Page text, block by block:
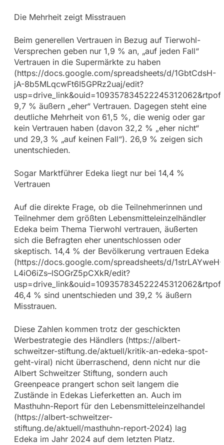
Die Mehrheit zeigt Misstrauen
Beim generellen Vertrauen in Bezug auf Tierwohl-
Versprechen geben nur 1,9 % an, „auf jeden Fall“
Vertrauen in die Supermärkte zu haben
(https://docs.google.com/spreadsheets/d/1GbtCdsH-
jA-8b5MLqcwFt6I5GPRz2uaj/edit?
9,7 % äußern „eher“ Vertrauen. Dagegen steht eine
deutliche Mehrheit von 61,5 %, die wenig oder gar
kein Vertrauen haben (davon 32,2 % „eher nicht“
und 29,3 % „auf keinen Fall“). 26,9 % zeigen sich
unentschieden.
Sogar Marktführer Edeka liegt nur bei 14,4 %
Vertrauen
Auf die direkte Frage, ob die Teilnehmerinnen und
Teilnehmer dem größten Lebensmitteleinzelhändler
Edeka beim Thema Tierwohl vertrauen, äußerten
sich die Befragten eher unentschlossen oder
skeptisch. 14,4 % der Bevölkerung vertrauen Edeka
(https://docs.google.com/spreadsheets/d/1strLAYweH-
L4iO6iZs–lSOGrZ5pCXkR/edit?
46,4 % sind unentschieden und 39,2 % äußern
Misstrauen.
Diese Zahlen kommen trotz der geschickten
Werbestrategie des Händlers (https://albert-
schweitzer-stiftung.de/aktuell/kritik-an-edeka-spot-
geht-viral) nicht überraschend, denn nicht nur die
Albert Schweitzer Stiftung, sondern auch
Greenpeace prangert schon seit langem die
Zustände in Edekas Lieferketten an. Auch im
Masthuhn-Report für den Lebensmitteleinzelhandel
(https://albert-schweitzer-
stiftung.de/aktuell/masthuhn-report-2024) lag
Edeka im Jahr 2024 auf dem letzten Platz.